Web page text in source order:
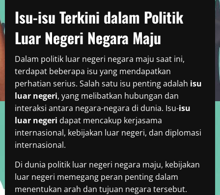
Isu-isu Terkini dalam Politik
Luar Negeri Negara Maju
Dalam politik luar negeri negara maju saat ini,
terdapat beberapa isu yang mendapatkan
perhatian serius. Salah satu isu penting adalah isu
luar negeri, yang melibatkan hubungan dan
interaksi antara negara-negara di dunia. Isu-isu
luar negeri dapat mencakup kerjasama
internasional, kebijakan luar negeri, dan diplomasi
internasional.
Di dunia politik luar negeri negara maju, kebijakan
luar negeri memegang peran penting dalam
menentukan arah dan tujuan negara tersebut.